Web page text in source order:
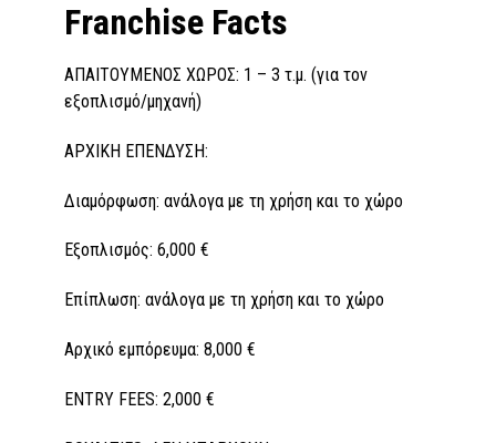
Franchise Facts
ΑΠΑΙΤΟΥΜΕΝΟΣ ΧΩΡΟΣ: 1 – 3 τ.μ. (για τον
εξοπλισμό/μηχανή)
ΑΡΧΙΚΗ ΕΠΕΝΔΥΣΗ:
Διαμόρφωση: ανάλογα με τη χρήση και το χώρο
Εξοπλισμός: 6,000 €
Επίπλωση: ανάλογα με τη χρήση και το χώρο
Αρχικό εμπόρευμα: 8,000 €
ENTRY FEES: 2,000 €